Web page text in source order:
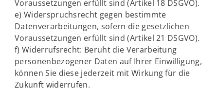
Voraussetzungen erfüllt sind (Artikel 18 DSGVO).
e) Widerspruchsrecht gegen bestimmte
Datenverarbeitungen, sofern die gesetzlichen
Voraussetzungen erfüllt sind (Artikel 21 DSGVO).
f) Widerrufsrecht: Beruht die Verarbeitung
personenbezogener Daten auf Ihrer Einwilligung,
können Sie diese jederzeit mit Wirkung für die
Zukunft widerrufen.